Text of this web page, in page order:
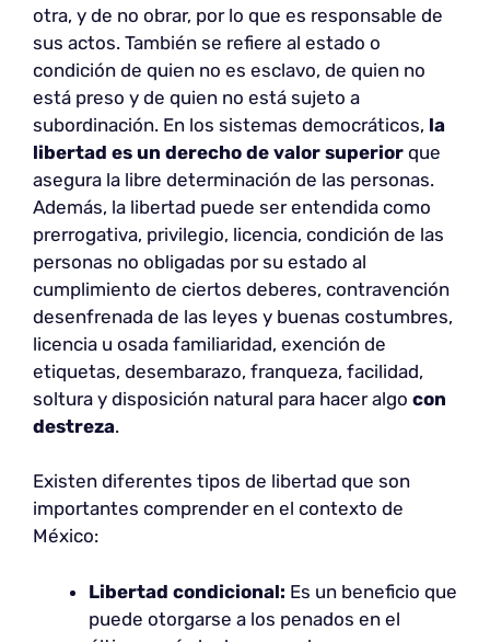
otra, y de no obrar, por lo que es responsable de
sus actos. También se refiere al estado o
condición de quien no es esclavo, de quien no
está preso y de quien no está sujeto a
subordinación. En los sistemas democráticos, la
libertad es un derecho de valor superior que
asegura la libre determinación de las personas.
Además, la libertad puede ser entendida como
prerrogativa, privilegio, licencia, condición de las
personas no obligadas por su estado al
cumplimiento de ciertos deberes, contravención
desenfrenada de las leyes y buenas costumbres,
licencia u osada familiaridad, exención de
etiquetas, desembarazo, franqueza, facilidad,
soltura y disposición natural para hacer algo con
destreza.
Existen diferentes tipos de libertad que son
importantes comprender en el contexto de
México:
Libertad condicional: Es un beneficio que
puede otorgarse a los penados en el